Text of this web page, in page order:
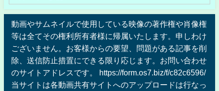
動画やサムネイルで使用している映像の著作権や肖像権
等は全てその権利所有者様に帰属いたします。申しわけ
ございません。お客様からの要望、問題がある記事を削
除、送信防止措置にできる限り応じます。お問い合わせ
のサイトアドレスです。 https://form.os7.biz/f/c82c6596/
当サイトは各動画共有サイトへのアップロードは行なっ